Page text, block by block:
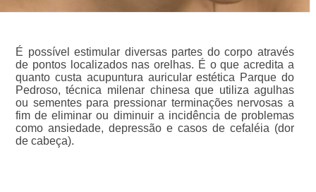
É possível estimular diversas partes do corpo através
de pontos localizados nas orelhas. É o que acredita a
quanto custa acupuntura auricular estética Parque do
Pedroso, técnica milenar chinesa que utiliza agulhas
ou sementes para pressionar terminações nervosas a
fim de eliminar ou diminuir a incidência de problemas
como ansiedade, depressão e casos de cefaléia (dor
de cabeça).